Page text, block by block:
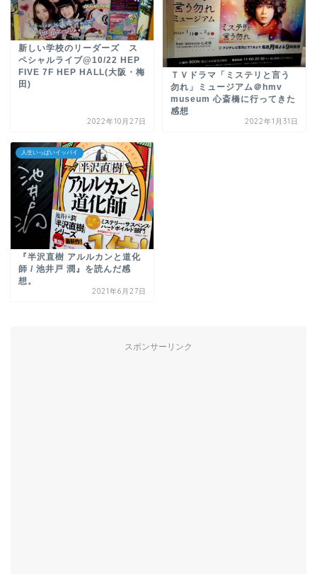
新しい学校のリーダーズ ス
ペシャルライブ@10/22 HEP
FIVE 7F HEP HALL(大阪・梅
田)
2022年10月27日
ＴＶドラマ「ミステリと言う
勿れ」ミュージアム＠hmv
museum 心斎橋に行ってきた
感想
2022年1月31日
人生いっぱいイッパイ
『半沢直樹 アルルカンと道化
師 / 池井戸 潤』を読んだ感
想。
2021年6月27日
スポンサーリンク